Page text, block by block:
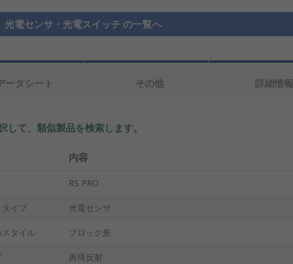
光電センサ・光電スイッチ の一覧へ
ータシート その他 詳細情報
て、類似製品を検索します。
内容
RS PRO
イプ 光電センサ
タイル ブロック形
再帰反射